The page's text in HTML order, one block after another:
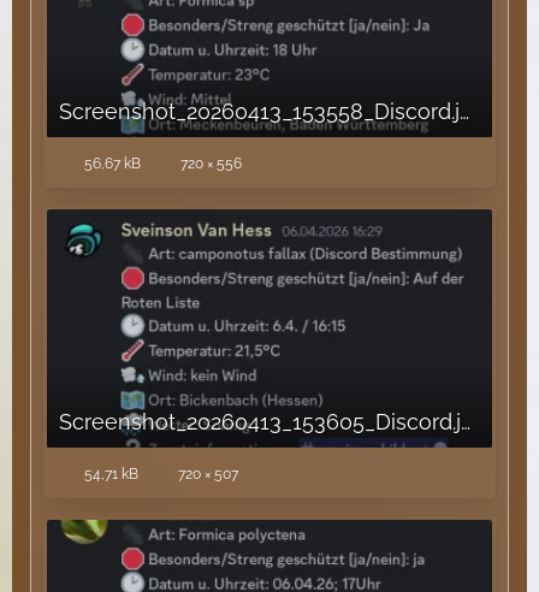
Screenshot_20260413_153558_Discord.jpg
56,67 kB 720 × 556
Screenshot_20260413_153605_Discord.jpg
54,71 kB 720 × 507